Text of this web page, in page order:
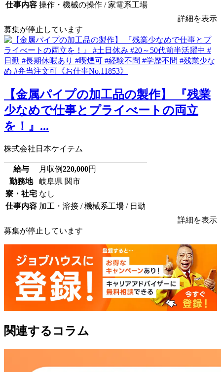
仕事内容 操作・機械の操作 / 家電系工場
詳細を表示
募集が停止しています
【金属パイプの加工品の製作】 『残業
少なめで仕事とプライべートの両立
を！』...
株式会社日本ケイテム
給与 月収例220,000円
勤務地
岐阜県 関市
寮・社宅 なし
仕事内容 加工・溶接 / 機械系工場 / 日勤
詳細を表示
募集が停止しています
関連するコラム